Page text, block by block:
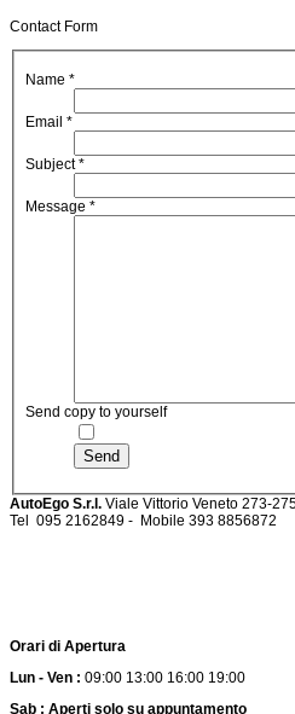
Contact Form
Name *
Email *
Subject*
Message *
Send copy to yourself
Send
AutoEgo S.r.l. Viale Vittorio Veneto 273-
Tel 095 2162849 - Mobile
Orari di Apertura
Lun - Ven : 09:00 13:00 16:00 19:00
Sab : Aperti solo su appuntamento